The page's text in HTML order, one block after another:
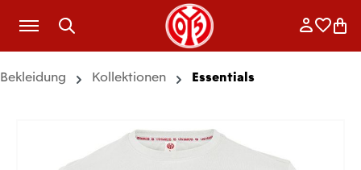
Zum Hauptinhalt springen
Bekleidung Kollektionen Essentials